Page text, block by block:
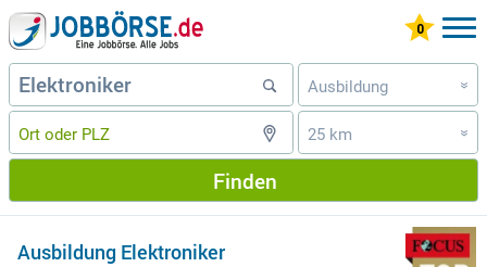
Ausbildung »
25 km »
Finden
Ausbildung Elektroniker